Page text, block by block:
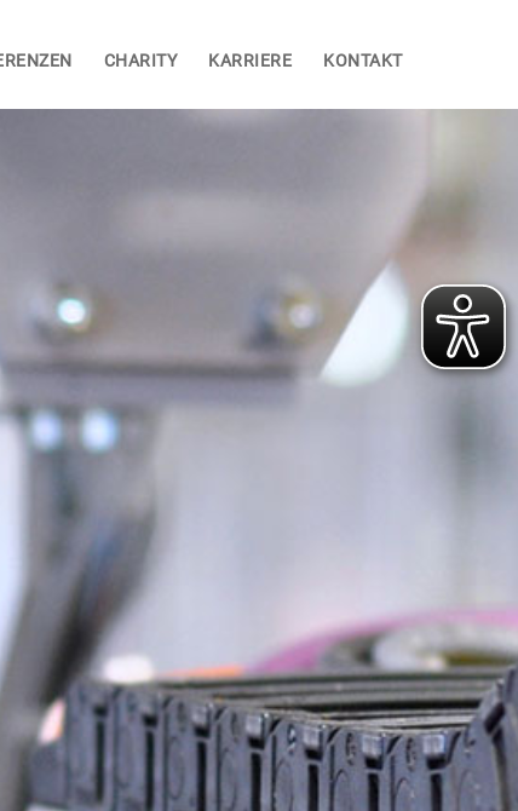
CHARITY KARRIERE KONTAKT